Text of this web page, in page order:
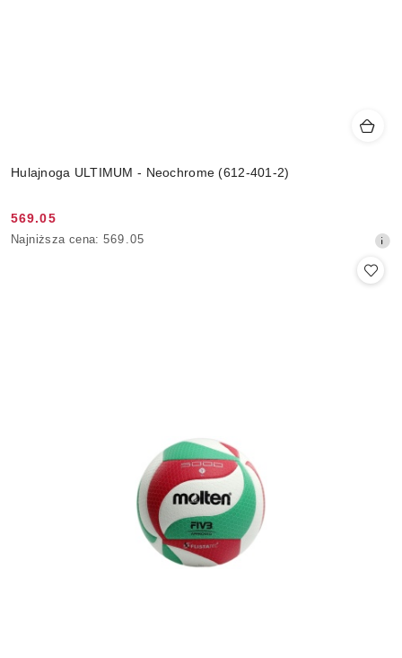
Hulajnoga ULTIMUM - Neochrome (612-401-2)
Cena
promocyjna:
569.05
Najniższa
Najniższa cena: 569.05